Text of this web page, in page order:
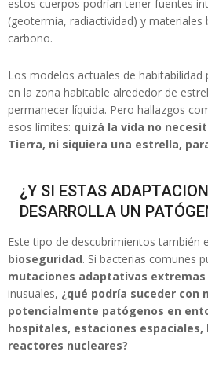
estos cuerpos podrían tener fuentes
(geotermia, radiactividad) y
carbono.
Los modelos actuales de habitabilidad
en la zona habitable alrededor de
permanecer líquida. Pero hallazgos
esos límites: quizá la vida no
Tierra, ni siquiera una estrella,
¿Y SI ESTAS
DESARROLLA UN
Este tipo de descubrimientos también
bioseguridad. Si bacterias comunes
mutaciones adaptativas extremas
inusuales, ¿qué podría suceder con
potencialmente patógenos en
hospitales, estaciones
reactores nucleares?